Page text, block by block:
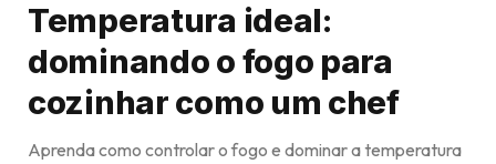
Temperatura ideal:
dominando o fogo para
cozinhar como um chef
Aprenda como controlar o fogo e dominar a temperatura